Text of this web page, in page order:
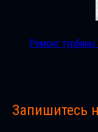
Ремонт турбины
Запишитесь